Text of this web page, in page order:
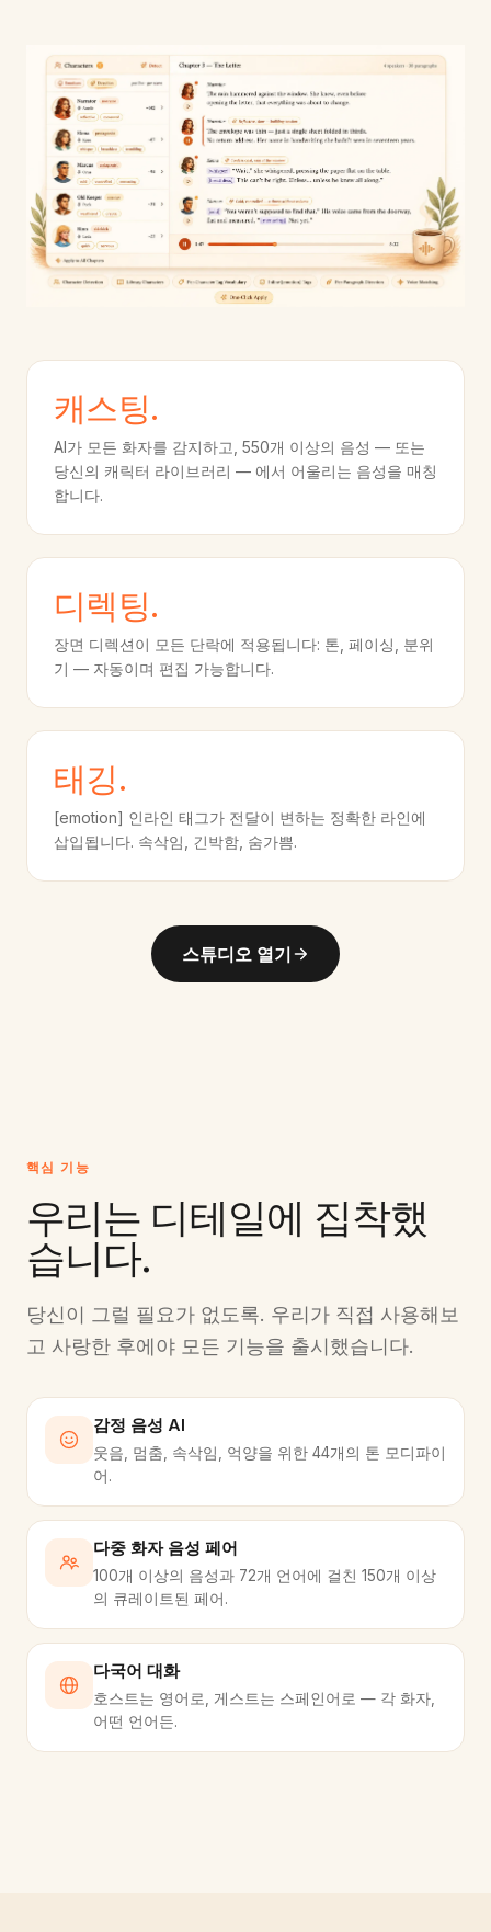
캐스팅.
AI가 모든 화자를 감지하고, 550개 이상의 음성 — 또는
당신의 캐릭터 라이브러리 — 에서 어울리는 음성을 매칭
합니다.
디렉팅.
장면 디렉션이 모든 단락에 적용됩니다: 톤, 페이싱, 분위
기 — 자동이며 편집 가능합니다.
태깅.
[emotion] 인라인 태그가 전달이 변하는 정확한 라인에
삽입됩니다. 속삭임, 긴박함, 숨가쁨.
스튜디오 열기
핵심 기능
우리는 디테일에 집착했
습니다.
당신이 그럴 필요가 없도록. 우리가 직접 사용해보
고 사랑한 후에야 모든 기능을 출시했습니다.
감정 음성 AI
웃음, 멈춤, 속삭임, 억양을 위한 44개의 톤 모디파이
어.
다중 화자 음성 페어
100개 이상의 음성과 72개 언어에 걸친 150개 이상
의 큐레이트된 페어.
다국어 대화
호스트는 영어로, 게스트는 스페인어로 — 각 화자,
어떤 언어든.